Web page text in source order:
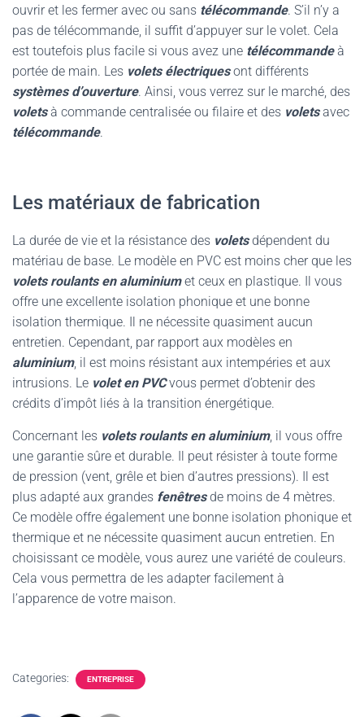
ouvrir et les fermer avec ou sans télécommande. S’il n’y a
pas de télécommande, il suffit d’appuyer sur le volet. Cela
est toutefois plus facile si vous avez une télécommandeà
portée de main. Les volets électriquesont différents
systèmes d’ouverture. Ainsi, vous verrez sur le marché, des
voletsà commande centralisée ou filaire et des voletsavec
télécommande.
Les matériaux de fabrication
La durée de vie et la résistance des voletsdépendent du
matériau de base. Le modèle en PVC est moins cher que les
volets roulants en aluminiumet ceux en plastique. Il vous
offre une excellente isolation phonique et une bonne
isolation thermique. Il ne nécessite quasiment aucun
entretien. Cependant, par rapport aux modèles en
aluminium, il est moins résistant aux intempéries et aux
intrusions. Le volet en PVCvous permet d’obtenir des
crédits d’impôt liés à la transition énergétique.
Concernant les volets roulants en aluminium, il vous offre
une garantie sûre et durable. Il peut résister à toute forme
de pression (vent, grêle et bien d’autres pressions). Il est
plus adapté aux grandes fenêtresde moins de 4 mètres.
Ce modèle offre également une bonne isolation phonique et
thermique et ne nécessite quasiment aucun entretien. En
choisissant ce modèle, vous aurez une variété de couleurs.
Cela vous permettra de les adapter facilement à
l’apparence de votre maison.
Categories: ENTREPRISE